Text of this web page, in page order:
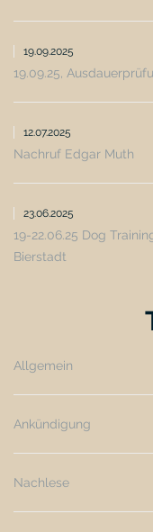
19.09.2025
19.09.25,
12.07.2025
Nachruf Edgar Muth
23.06.2025
19-22.06.25 Dog
Bierstadt
Allgemein
Ankündigung
Nachlese